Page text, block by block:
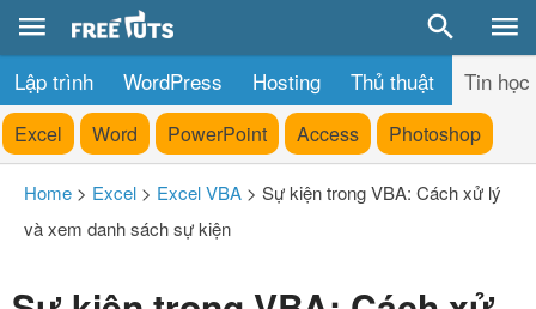
Lập trình WordPress Hosting Thủ thuật Tin học
Excel Word PowerPoint Access Photoshop
Home > Excel > Excel VBA > Sự kiện trong VBA: Cách xử lý
và xem danh sách sự kiện